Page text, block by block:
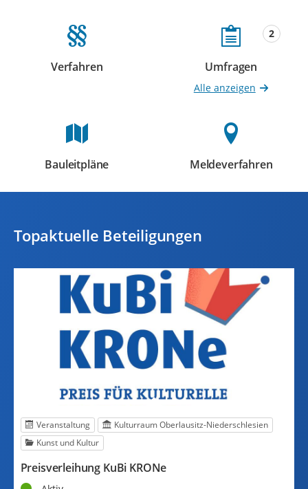
Verfahren Umfragen
2
Beteiligungen
Alle anzeigen
Bauleitpläne Meldeverfahren
Topaktuelle Beteiligungen
Veranstaltung
Kulturraum Oberlausitz-Niederschlesien
Kunst und Kultur
Preisverleihung KuBi KRONe